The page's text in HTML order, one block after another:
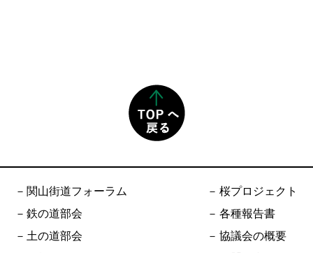
関山街道フォーラム
鉄の道部会
土の道部会
桜プロジェクト
各種報告書
協議会の概要